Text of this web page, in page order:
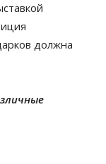
должна